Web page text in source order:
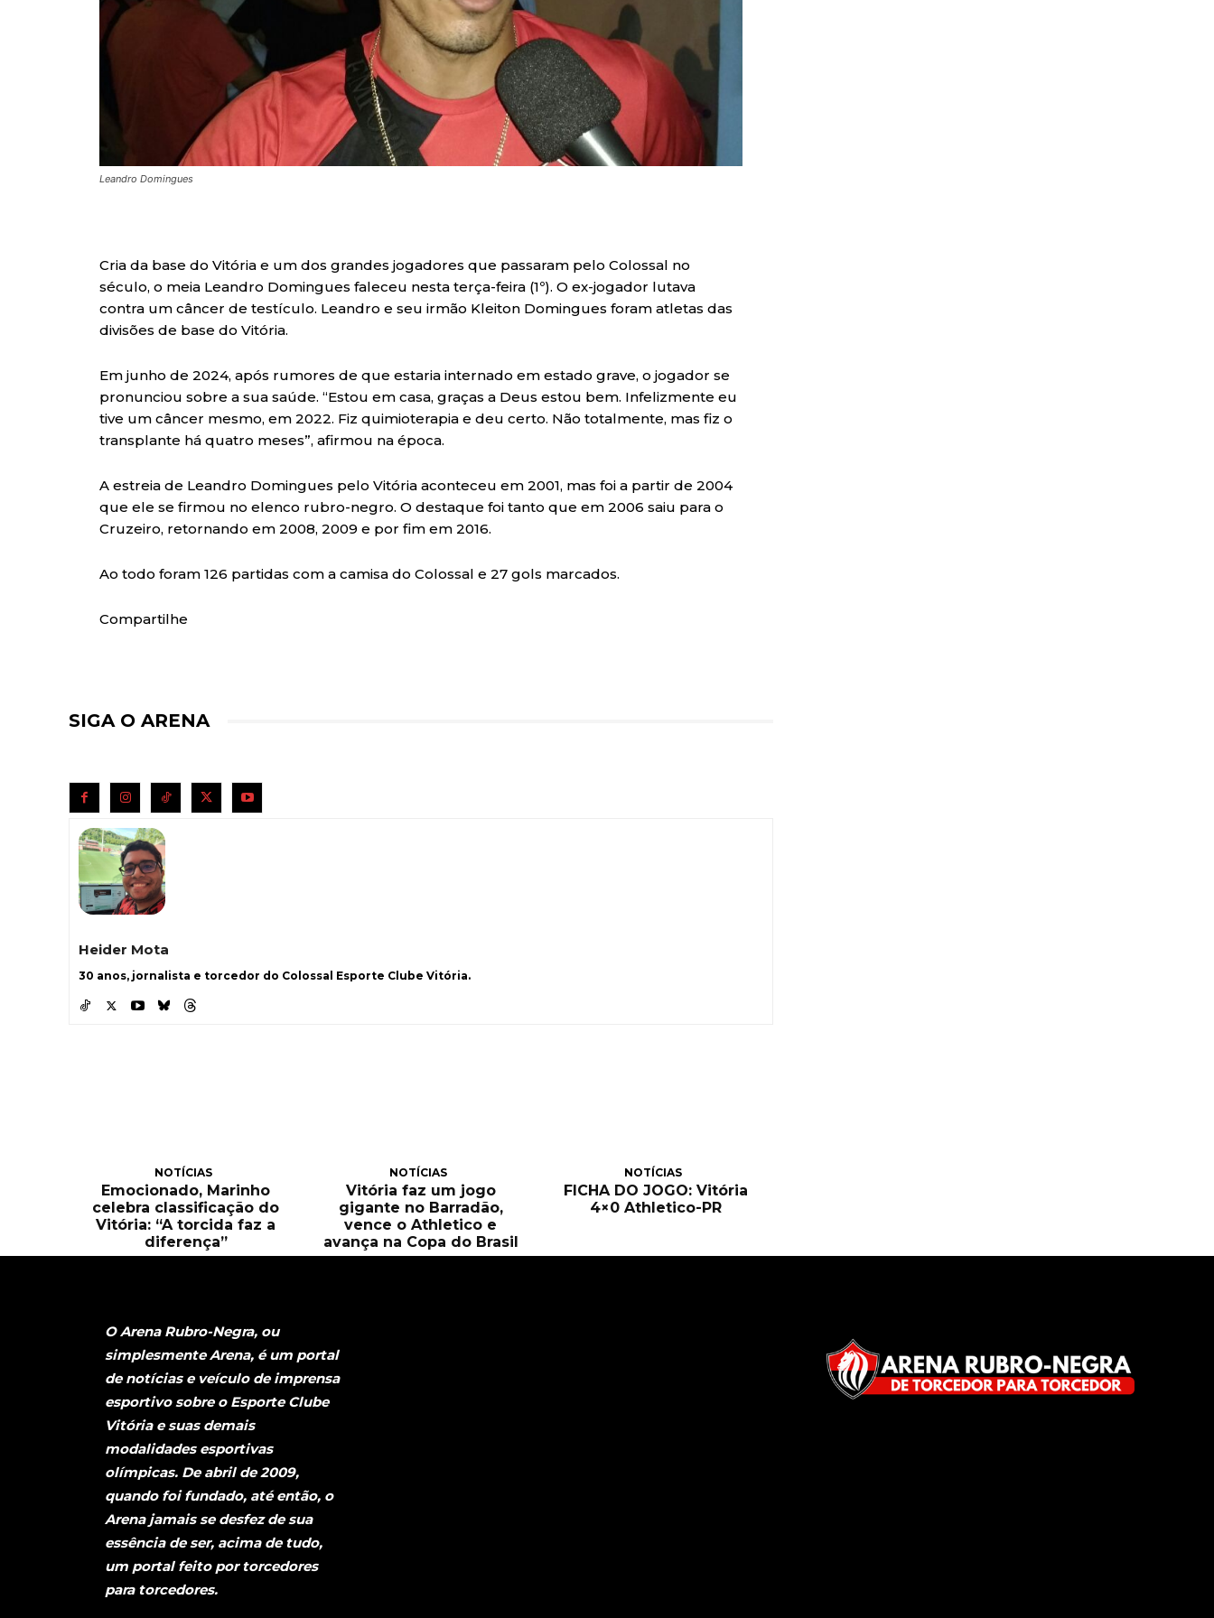
Leandro Domingues
Cria da base do Vitória e um dos grandes jogadores que passaram pelo Colossal no
século, o meia Leandro Domingues faleceu nesta terça-feira (1º). O ex-jogador lutava
contra um câncer de testículo. Leandro e seu irmão Kleiton Domingues foram atletas das
divisões de base do Vitória.
Em junho de 2024, após rumores de que estaria internado em estado grave, o jogador se
pronunciou sobre a sua saúde. “Estou em casa, graças a Deus estou bem. Infelizmente eu
tive um câncer mesmo, em 2022. Fiz quimioterapia e deu certo. Não totalmente, mas fiz o
transplante há quatro meses”, afirmou na época.
A estreia de Leandro Domingues pelo Vitória aconteceu em 2001, mas foi a partir de 2004
que ele se firmou no elenco rubro-negro. O destaque foi tanto que em 2006 saiu para o
Cruzeiro, retornando em 2008, 2009 e por fim em 2016.
Ao todo foram 126 partidas com a camisa do Colossal e 27 gols marcados.
Compartilhe
SIGA O ARENA
Heider Mota
30 anos, jornalista e torcedor do Colossal Esporte Clube Vitória.
NOTÍCIAS
Emocionado, Marinho
celebra classificação do
Vitória: “A torcida faz a
diferença”
NOTÍCIAS
Vitória faz um jogo
gigante no Barradão,
vence o Athletico e
avança na Copa do Brasil
NOTÍCIAS
FICHA DO JOGO: Vitória
4×0 Athletico-PR
O Arena Rubro-Negra, ou
simplesmente Arena, é um portal
de notícias e veículo de imprensa
esportivo sobre o Esporte Clube
Vitória e suas demais
modalidades esportivas
olímpicas. De abril de 2009,
quando foi fundado, até então, o
Arena jamais se desfez de sua
essência de ser, acima de tudo,
um portal feito por torcedores
para torcedores.